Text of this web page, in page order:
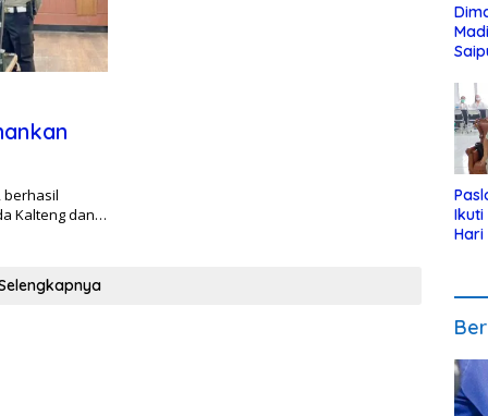
berhasil
Kalteng dan…
Ikuti
Hari